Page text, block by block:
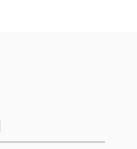
Cookies